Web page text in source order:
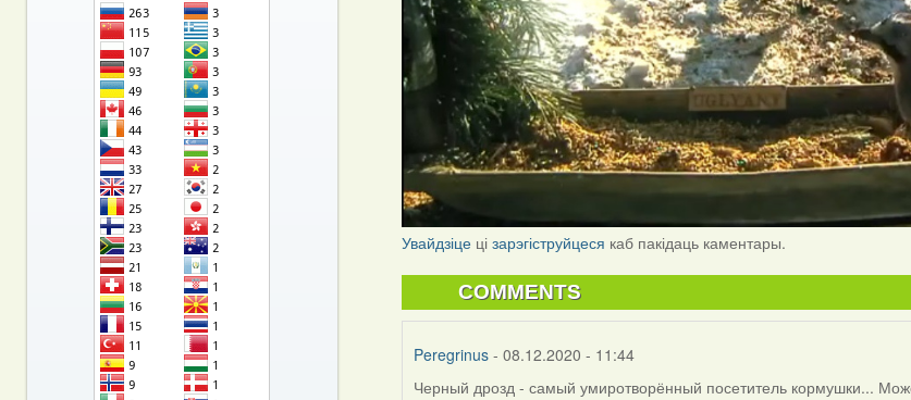
Увайдзіце цізарэгіструйцеся каб пакідаць каментары.
COMMENTS
Peregrinus - 08.12.2020 - 11:44
Черный дрозд - самый умиротворённый посетитель кормушки...